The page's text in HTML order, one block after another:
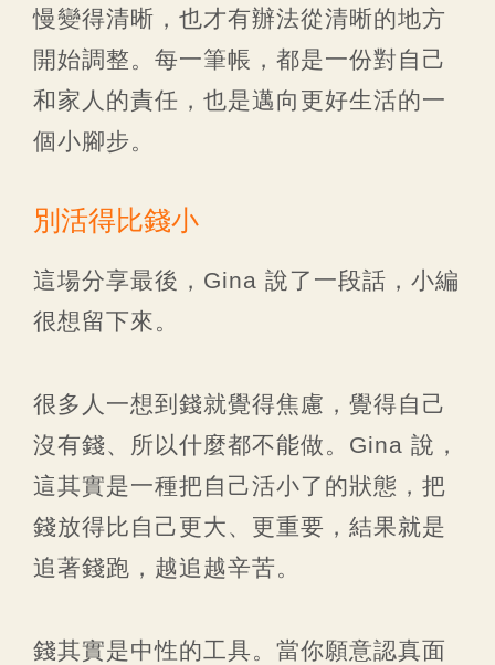
慢變得清晰，也才有辦法從清晰的地方
開始調整。每一筆帳，都是一份對自己
和家人的責任，也是邁向更好生活的一
個小腳步。
別活得比錢小
這場分享最後，Gina 說了一段話，小編
很想留下來。
很多人一想到錢就覺得焦慮，覺得自己
沒有錢、所以什麼都不能做。Gina 說，
這其實是一種把自己活小了的狀態，把
錢放得比自己更大、更重要，結果就是
追著錢跑，越追越辛苦。
錢其實是中性的工具。當你願意認真面